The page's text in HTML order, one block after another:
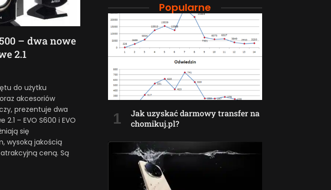
– dwa nowe
2.1
do użytku
akcesoriów
prezentuje dwa
– EVO S600 i EVO
się
wysoką jakością
ceną. Są
Popularne
Jak uzyskać darmowy transfer na
chomikuj.pl?